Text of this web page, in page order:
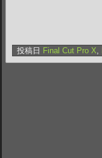
投稿日 Final Cut Pro X,